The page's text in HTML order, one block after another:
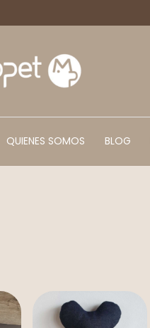
QUIENES SOMOS BLOG